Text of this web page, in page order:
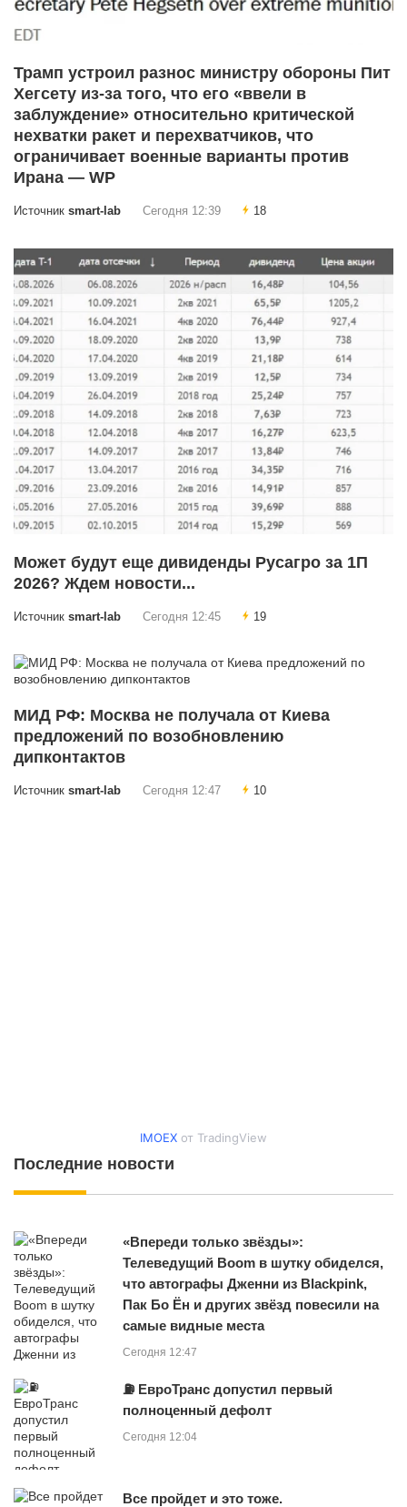
Трамп устроил разнос министру обороны Пит
Хегсету из-за того, что его «ввели в
заблуждение» относительно критической
нехватки ракет и перехватчиков, что
ограничивает военные варианты против
Ирана — WP
Источник smart-lab Сегодня 12:39 18
Может будут еще дивиденды Русагро за 1П
2026? Ждем новости...
Источник smart-lab Сегодня 12:45 19
МИД РФ: Москва не получала от Киева
предложений по возобновлению
дипконтактов
Источник smart-lab Сегодня 12:47 10
IMOEX от TradingView
Последние новости
«Впереди только звёзды»:
Телеведущий Boom в шутку обиделся,
что автографы Дженни из Blackpink,
Пак Бо Ён и других звёзд повесили на
самые видные места
Сегодня 12:47
⛽ ЕвроТранс допустил первый
полноценный дефолт
Сегодня 12:04
Все пройдет и это тоже.